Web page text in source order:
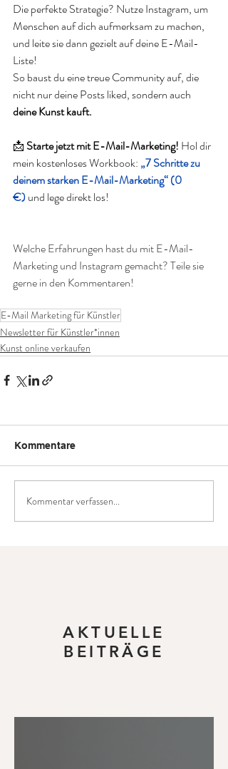
Die perfekte Strategie? Nutze Instagram, um
Menschen auf dich aufmerksam zu machen,
und leite sie dann gezielt auf deine E-Mail-
Liste!
So baust du eine treue Community auf, die
nicht nur deine Posts liked, sondern auch
deine Kunst kauft.
📩 Starte jetzt mit E-Mail-Marketing! Hol dir
mein kostenloses Workbook: „7 Schritte zu
deinem starken E-Mail-Marketing“ (0
€) und lege direkt los!
Welche Erfahrungen hast du mit E-Mail-
Marketing und Instagram gemacht? Teile sie
gerne in den Kommentaren!
E-Mail Marketing für Künstler
Newsletter für Künstler*innen
Kunst online verkaufen
Kommentare
Kommentar verfassen...
AKTUELLE
BEITRÄGE